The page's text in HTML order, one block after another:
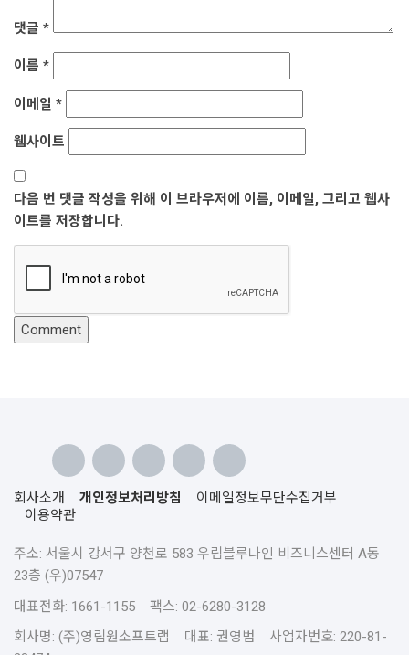
댓글 *
이름 *
이메일 *
웹사이트
다음 번 댓글 작성을 위해 이 브라우저에 이름, 이메일, 그리고 웹사
이트를 저장합니다.
회사소개 개인정보처리방침
이메일정보무단수집거부
이용약관
주소: 서울시 강서구 양천로 583 우림블루나인 비즈니스센터 A동
23층 (우)07547
대표전화: 1661-1155 팩스: 02-6280-3128
회사명: (주)영림원소프트랩 대표: 권영범 사업자번호: 220-81-